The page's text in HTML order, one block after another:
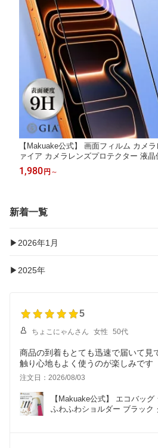
【Makuake公式】 画面フィルム カメ
ァイア カメラレンズプロテクター 液
hone17Pro iPhone17 Pro Max レンズ保
撃 割れる プロテクター Makuake マク
1,980 円 ～
新着一覧
▶2026年1月
▶2025年
5
ちょこにゃんさん 女性 50代
商品の到着もとても迅速で届いて見
触り心地もよく使うのが楽しみです
注文日：2026/08/03
【Makuake公式】 エコバッ
ふわふわショルダー ブラック